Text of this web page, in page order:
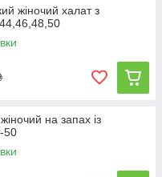
жіночий халат з
на запах із
50